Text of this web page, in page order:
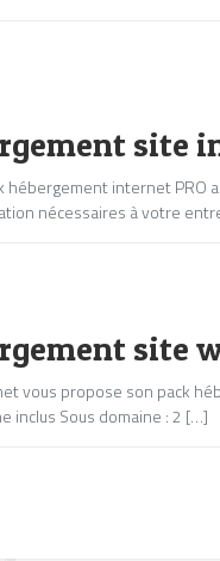
site
hébergement internet PRO
nécessaires à votre
site
vous propose son pack
inclus Sous domaine : 2 […]